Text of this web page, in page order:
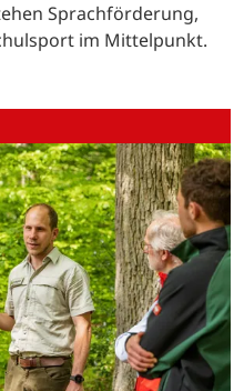
Sprachförderung,
im Mittelpunkt.